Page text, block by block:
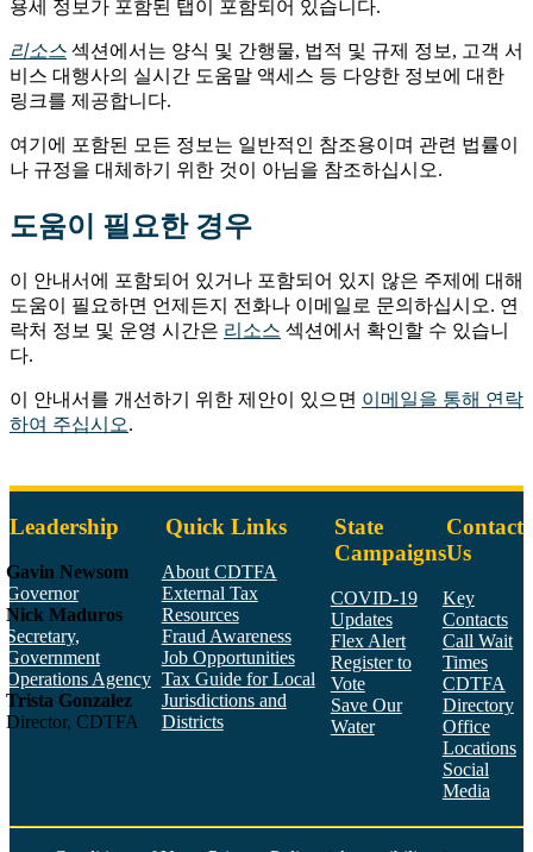
용세 정보가 포함된 탭이 포함되어 있습니다.
리소스 섹션에서는 양식 및 간행물, 법적 및 규제 정보, 고객 서
비스 대행사의 실시간 도움말 액세스 등 다양한 정보에 대한
링크를 제공합니다.
여기에 포함된 모든 정보는 일반적인 참조용이며 관련 법률이
나 규정을 대체하기 위한 것이 아님을 참조하십시오.
도움이 필요한 경우
이 안내서에 포함되어 있거나 포함되어 있지 않은 주제에 대해
도움이 필요하면 언제든지 전화나 이메일로 문의하십시오. 연
락처 정보 및 운영 시간은 리소스 섹션에서 확인할 수 있습니
다.
이 안내서를 개선하기 위한 제안이 있으면 이메일을 통해 연락
하여 주십시오.
Leadership
Gavin Newsom
Governor
Nick Maduros
Secretary,
Government
Operations Agency
Trista Gonzalez
Director, CDTFA
Quick Links
About CDTFA
External Tax
Resources
Fraud Awareness
Job Opportunities
Tax Guide for Local
Jurisdictions and
Districts
State
Campaigns
COVID-19
Updates
Flex Alert
Register to
Vote
Save Our
Water
Contact
Us
Key
Contacts
Call Wait
Times
CDTFA
Directory
Office
Locations
Social
Media